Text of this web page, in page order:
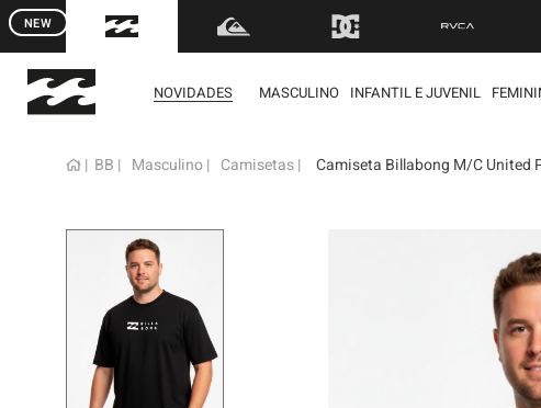
FRETE GRÁTISpara todo Brasil
NOVIDADES MASCULINO INFANTIL E JUVENIL
BB Masculino Camisetas Camiseta Billabong M/C United
NEW
termos
boné
camiseta
bermuda